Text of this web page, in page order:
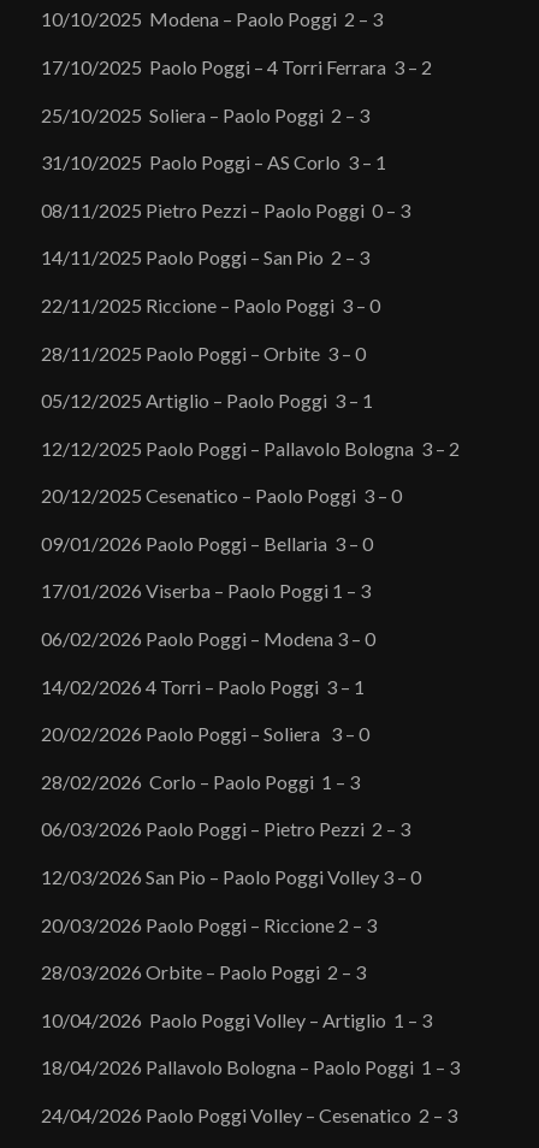
10/10/2025 Modena – Paolo Poggi 2 – 3
17/10/2025 Paolo Poggi – 4 Torri Ferrara 3 – 2
25/10/2025 Soliera – Paolo Poggi 2 – 3
31/10/2025 Paolo Poggi – AS Corlo 3 – 1
08/11/2025 Pietro Pezzi – Paolo Poggi 0 – 3
14/11/2025 Paolo Poggi – San Pio 2 – 3
22/11/2025 Riccione – Paolo Poggi 3 – 0
28/11/2025 Paolo Poggi – Orbite 3 – 0
05/12/2025 Artiglio – Paolo Poggi 3 – 1
12/12/2025 Paolo Poggi – Pallavolo Bologna 3 – 2
20/12/2025 Cesenatico – Paolo Poggi 3 – 0
09/01/2026 Paolo Poggi – Bellaria 3 – 0
17/01/2026 Viserba – Paolo Poggi 1 – 3
06/02/2026 Paolo Poggi – Modena 3 – 0
14/02/2026 4 Torri – Paolo Poggi 3 – 1
20/02/2026 Paolo Poggi – Soliera 3 – 0
28/02/2026 Corlo – Paolo Poggi 1 – 3
06/03/2026 Paolo Poggi – Pietro Pezzi 2 – 3
12/03/2026 San Pio – Paolo Poggi Volley 3 – 0
20/03/2026 Paolo Poggi – Riccione 2 – 3
28/03/2026 Orbite – Paolo Poggi 2 – 3
10/04/2026 Paolo Poggi Volley – Artiglio 1 – 3
18/04/2026 Pallavolo Bologna – Paolo Poggi 1 – 3
24/04/2026 Paolo Poggi Volley – Cesenatico 2 – 3